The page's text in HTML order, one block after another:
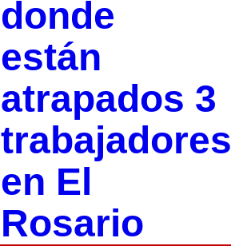
donde
están
atrapados 3
trabajadores
en El
Rosario